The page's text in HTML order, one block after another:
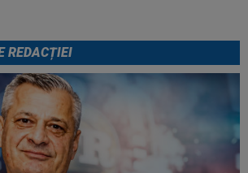
REDACȚIEI